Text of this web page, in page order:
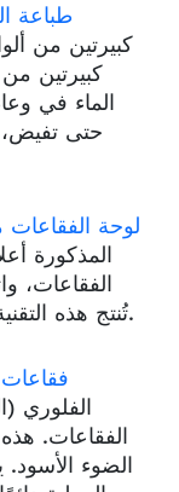
طباعة
كبيرتين من
كبيرتين
الماء في
حتى تفيض،
لوحة الفقاعات
المذكورة
الفقاعات،
تُنتج هذه التقنية تأثيرًا كثيفًا ومتعدد الطبقات والألوان.
الفلوري
الفقاعات.
الضوء